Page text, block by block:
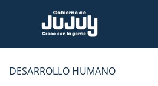
DESARROLLO HUMANO